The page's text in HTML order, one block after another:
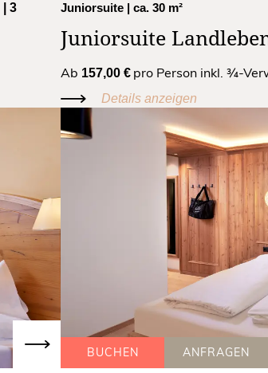
Willkommensgruß im Zimmer
zur Begrüßung
Rahmen der neuen ¾-Verwöhnpension
mit Bademantel & Slipper
zum Bestpreis
als Abschied
bei Onlinebuchung über unsere
3 Juniorsuite | ca. 30 m²
Juniorsuite
Ab 157,00 € pro Person inkl. ¾-
Details anzeigen
BUCHEN ANFRAGEN